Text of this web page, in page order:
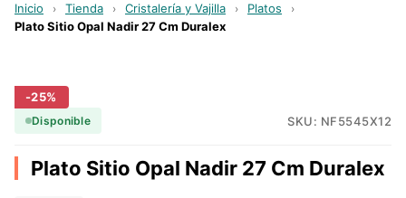
Inicio › Tienda › Cristalería y Vajilla › Platos ›
Plato Sitio Opal Nadir 27 Cm Duralex
-25%
Disponible SKU: NF5545X12
Plato Sitio Opal Nadir 27 Cm Duralex